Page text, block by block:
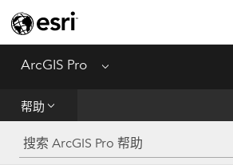
ArcGIS Pro Menu
帮助
工具参考